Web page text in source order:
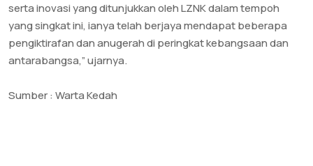
serta inovasi yang ditunjukkan oleh LZNK dalam tempoh
yang singkat ini, ianya telah berjaya mendapat beberapa
pengiktirafan dan anugerah di peringkat kebangsaan dan
antarabangsa,” ujarnya.
Sumber : Warta Kedah